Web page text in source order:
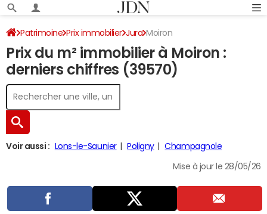
Patrimoine Prix immobilier Jura Moiron
Prix du m² immobilier à Moiron :
derniers chiffres (39570)
Voir aussi : Lons-le-Saunier Poligny Champagnole
Mise à jour le 28/05/26